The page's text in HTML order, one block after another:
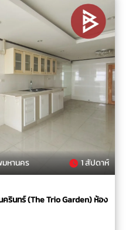
มหานคร 1 สัปดาห์
ห้อง